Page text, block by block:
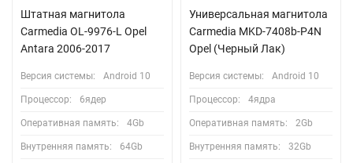
Штатная магнитола
Carmedia OL-9976-L Opel
Antara 2006-2017
Версия системы: Android 10
Процессор: 6ядер
Оперативная память: 4Gb
Внутренняя память: 64Gb
Универсальная магнитола
Сarmedia MKD-7408b-P4N
Opel (Черный Лак)
Версия системы: Android 10
Процессор: 4ядра
Оперативная память: 2Gb
Внутренняя память: 32Gb